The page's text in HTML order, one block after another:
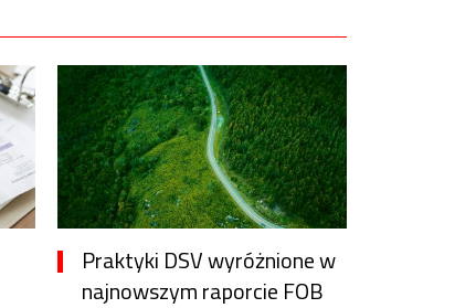
Praktyki DSV wyróżnione w
najnowszym raporcie FOB